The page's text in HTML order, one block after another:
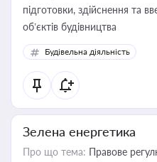
підготовки, здійснення та
об’єктів будівництва
Будівельна діяльність
Зелена енергетика
Про що тема: Правове